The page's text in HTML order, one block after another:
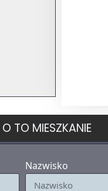
TO MIESZKANIE
Nazwisko